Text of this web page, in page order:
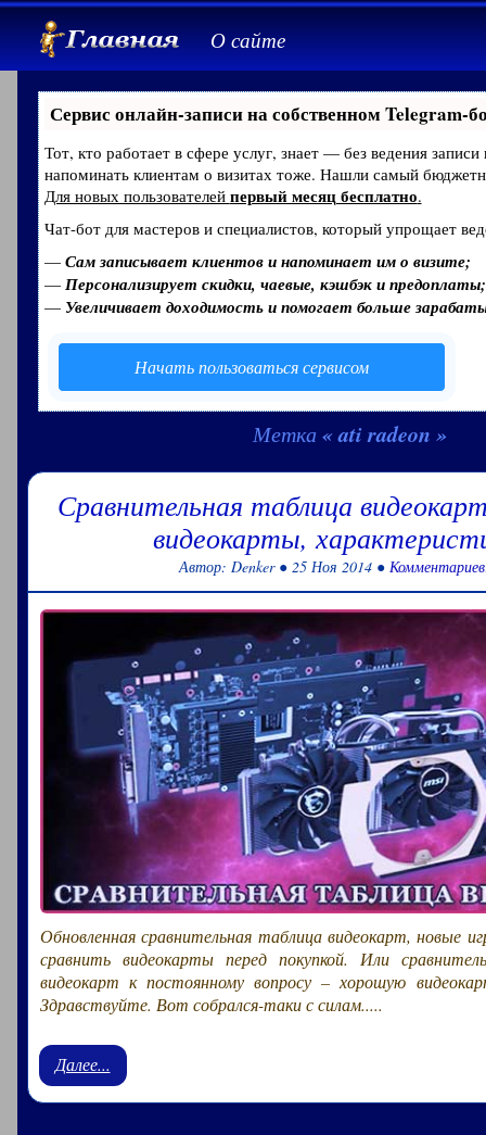
О сайте
Сервис онлайн-записи на собственном Telegram-
Тот, кто работает в сфере услуг, знает — без ведения
напоминать клиентам о визитах тоже. Нашли самый
Для новых пользователей первый месяц бесплатно.
Чат-бот для мастеров и специалистов, который упрощает
— Сам записывает клиентов и напоминает им о визите;
— Персонализирует скидки, чаевые, кэшбэк и предоплаты;
— Увеличивает доходимость и помогает больше
Начать пользоваться сервисом
Метка « ati radeon »
Сравнительная таблица
видеокарты,
Автор: Denker ● 25 Ноя 2014 ●
Обновленная сравнительная таблица видеокарт, новые
сравнить видеокарты перед покупкой. Или
видеокарт к постоянному вопросу – хорошую
Здравствуйте. Вот собрался-таки с силам.....
Далее...